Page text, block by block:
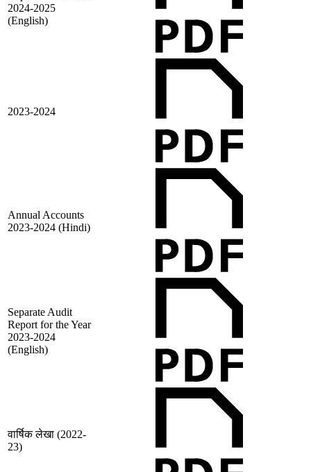
2024-2025
(English)
2023-2024
Annual Accounts
2023-2024 (Hindi)
Separate Audit
Report for the Year
2023-2024
(English)
वार्षिक लेखा (2022-
23)